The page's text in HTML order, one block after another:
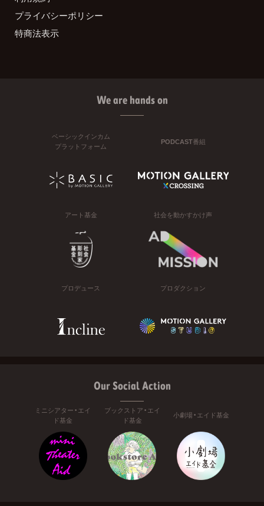
プライバシーポリシー
特商法表示
We are hands on
ベーシックインカム
プラットフォーム
PODCAST番組
アート基金 社会を動かすかけ声
プロデュース プロダクション
Our Social Action
ミニシアター・エイ
ド基金
ブックストア・エイ
ド基金
小劇場・エイド基金